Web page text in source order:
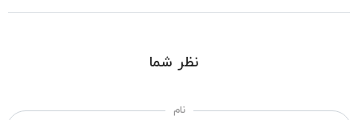
نظر شما
نام